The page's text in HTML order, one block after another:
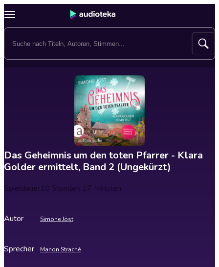
Das Geheimnis um den toten Pfarrer - Klara
Golder ermittelt, Band 2 (Ungekürzt)
Spieldauer10 Stunden 17 Minuten
Autor Simone Jöst
Sprecher Manon Straché